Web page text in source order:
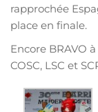
rapprochée
place en finale.
Encore BRAVO
COSC, LSC et